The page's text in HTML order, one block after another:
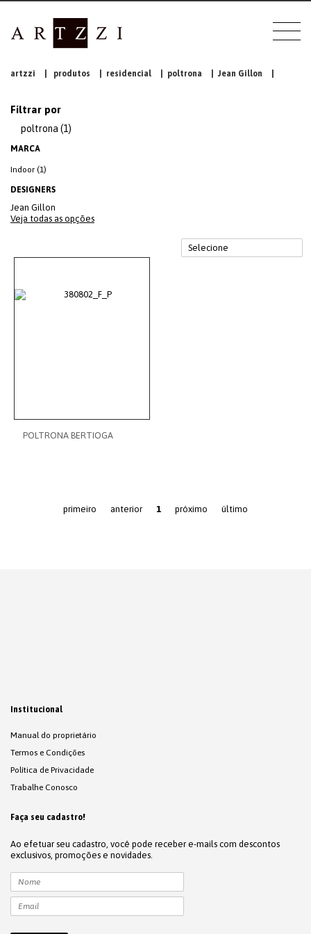
artzzi produtos residencial poltrona Jean Gillon
Filtrar por
poltrona (1)
MARCA
Indoor (1)
DESIGNERS
Jean Gillon
Veja todas as opções
POLTRONA BERTIOGA
primeiro anterior 1 próximo último
Institucional
Manual do proprietário
Termos e Condições
Política de Privacidade
Trabalhe Conosco
Faça seu cadastro!
Ao efetuar seu cadastro, você pode receber e-mails com descontos
exclusivos, promoções e novidades.